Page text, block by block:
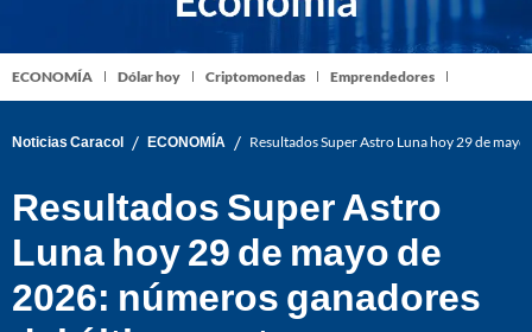
ECONOMÍA Dólar hoy Criptomonedas Emprendedores
Noticias Caracol / ECONOMÍA / Resultados Super Astro Luna hoy 29 de
Resultados Super Astro
Luna hoy 29 de mayo de
2026: números ganadores